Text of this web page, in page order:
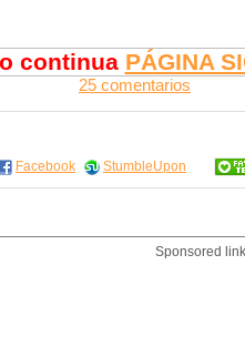
continua PÁGINA
25 comentarios
Facebook StumbleUpon
Sponsored